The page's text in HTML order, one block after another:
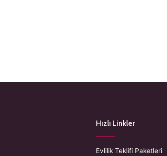
Hızlı Linkler
Evlilik Teklifi Paketleri